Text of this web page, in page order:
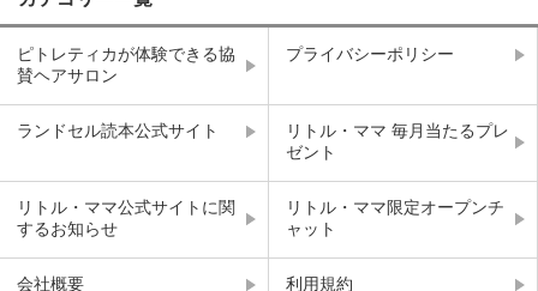
ピトレティカが体験できる協
賛ヘアサロン
プライバシーポリシー
ランドセル読本公式サイト
リトル・ママ 毎月当たるプレ
ゼント
リトル・ママ公式サイトに関
するお知らせ
リトル・ママ限定オープンチ
ャット
会社概要 利用規約